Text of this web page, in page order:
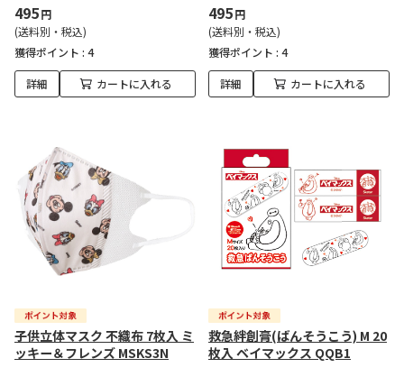
495円
(送料別・税込)
獲得ポイント : 4
詳細 カートに入れる
495円
(送料別・税込)
獲得ポイント : 4
詳細 カートに入れる
子供立体マスク 不織布 7枚入 ミ
ッキー＆フレンズ MSKS3N
救急絆創膏(ばんそうこう) M 20
枚入 ベイマックス QQB1